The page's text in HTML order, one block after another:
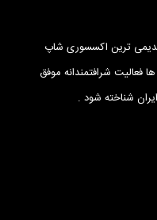
قدیمی ترین اکسسوری شاپ
فعالیت شرافتمندانه موفق
شناخته شود .